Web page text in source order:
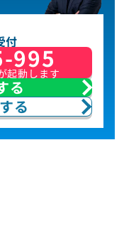
付
995
起動します
る
る